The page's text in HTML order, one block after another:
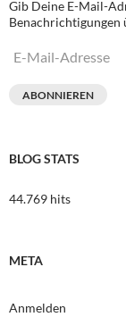
Gib Deine E-Mail-
Benachrichtigungen
E-
ABONNIEREN
BLOG STATS
44.769 hits
META
Anmelden